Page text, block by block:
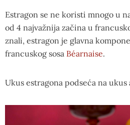
Estragon se ne koristi mnogo u
od 4 najvažnija začina u
znali, estragon je glavna
francuskog sosa Béarnaise.
Ukus estragona podseća na ukus